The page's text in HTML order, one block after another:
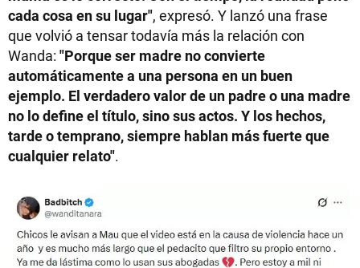
cada cosa en su lugar", expresó. Y lanzó una frase
que volvió a tensar todavía más la relación con
Wanda: "Porque ser madre no convierte
automáticamente a una persona en un buen
ejemplo. El verdadero valor de un padre o una madre
no lo define el título, sino sus actos. Y los hechos,
tarde o temprano, siempre hablan más fuerte que
cualquier relato".